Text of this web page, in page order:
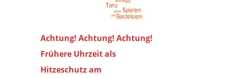
Achtung! Achtung! Achtung!
Frühere Uhrzeit als
Hitzeschutz am